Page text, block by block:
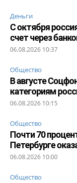
Деньги
С октября
счет через
06.08.2026 10:37
Общество
В августе
категориям
06.08.2026 10:15
Общество
Почти 70
Петербурге
06.08.2026 10:00
Общество